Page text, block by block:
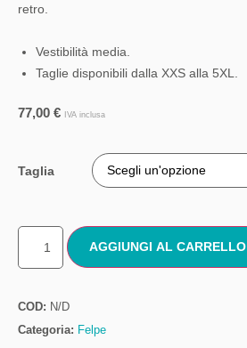
retro.
Vestibilità media.
Taglie disponibili dalla XXS alla 5XL.
77,00 € IVA inclusa
Taglia
AGGIUNGI AL CARRELLO
COD: N/D
Categoria: Felpe